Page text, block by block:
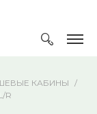
КАБИНЫ
R